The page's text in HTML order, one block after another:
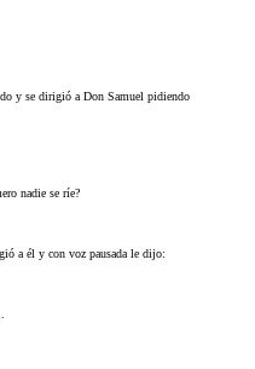
y se dirigió a Don Samuel pidiendo
nadie se ríe?
a él y con voz pausada le dijo: